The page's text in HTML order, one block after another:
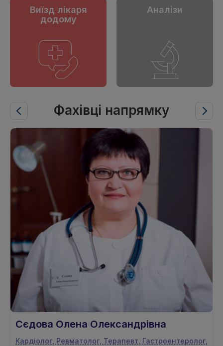
Виїзд лікаря
додому
Аналізи
Фахівці напрямку
Сєдова Олена Олександрівна
Кардіолог, Ревматолог, Терапевт, Гастроентеролог,